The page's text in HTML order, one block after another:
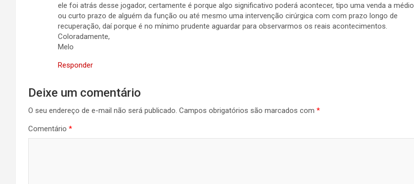
ele foi atrás desse jogador, certamente é porque algo significativo poderá acontecer, tipo uma venda a médio
ou curto prazo de alguém da função ou até mesmo uma intervenção cirúrgica com com prazo longo de
recuperação, daí porque é no mínimo prudente aguardar para observarmos os reais acontecimentos.
Coloradamente,
Melo
Responder
Deixe um comentário
O seu endereço de e-mail não será publicado. Campos obrigatórios são marcados com *
Comentário *